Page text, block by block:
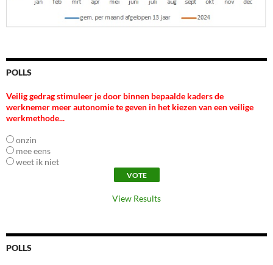
POLLS
Veilig gedrag stimuleer je door binnen bepaalde kaders de
werknemer meer autonomie te geven in het kiezen van een veilige
werkmethode...
onzin
mee eens
weet ik niet
View Results
POLLS